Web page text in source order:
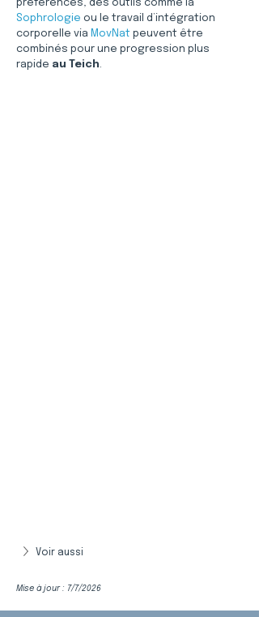
préférences, des outils comme la
Sophrologie ou le travail d’intégration
corporelle via MovNat peuvent être
combinés pour une progression plus
rapide au Teich.
Voir aussi
Mise à jour : 7/7/2026